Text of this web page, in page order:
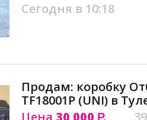
Сегодня в 10:18
Продам: коробку
TF18001P (UNI) в
Цена 30 000 Р.